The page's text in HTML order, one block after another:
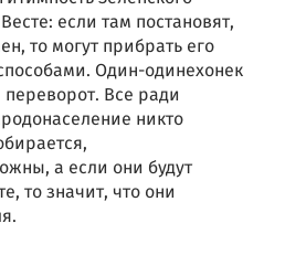
если там постановят,
то могут прибрать его
Один-одинехонек
Все ради
никто
а если они будут
то значит, что они